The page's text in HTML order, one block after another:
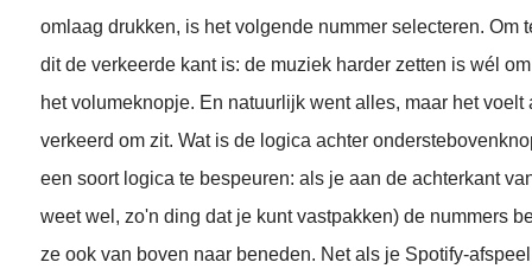
omlaag drukken, is het volgende nummer selecteren. Om
dit de verkeerde kant is: de muziek harder zetten is wél
het volumeknopje. En natuurlijk went alles, maar het voelt
verkeerd om zit. Wat is de logica achter
een soort logica te bespeuren: als je aan de achterkant
weet wel, zo'n ding dat je kunt vastpakken) de nummers
ze ook van boven naar beneden. Net als je Spotify-